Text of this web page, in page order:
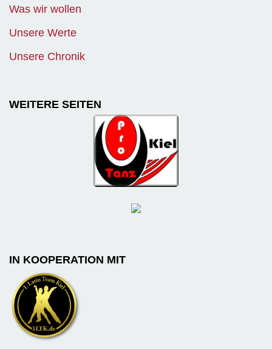
Was wir wollen
Unsere Werte
Unsere Chronik
WEITERE SEITEN
IN KOOPERATION MIT